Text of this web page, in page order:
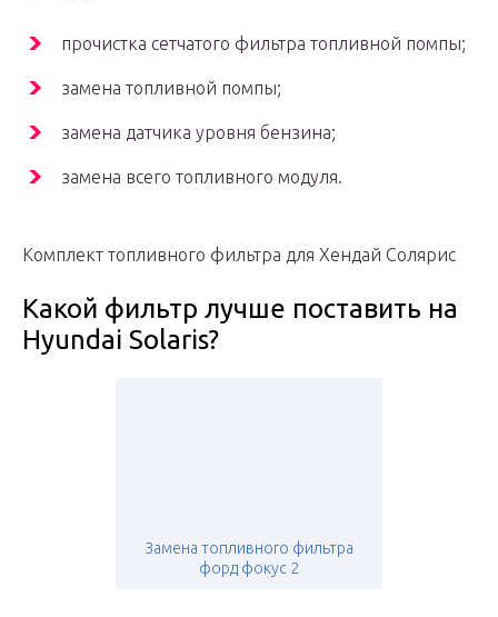
прочистка сетчатого фильтра топливной помпы;
замена топливной помпы;
замена датчика уровня бензина;
замена всего топливного модуля.
Комплект топливного фильтра для Хендай Солярис
Какой фильтр лучше поставить на
Hyundai Solaris?
Замена топливного фильтра
форд фокус 2